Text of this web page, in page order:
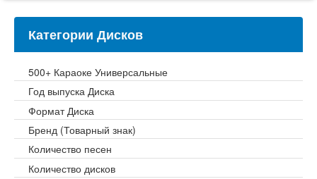
Категории Дисков
500+ Караоке Универсальные
Год выпуска Диска
Формат Диска
Бренд (Товарный знак)
Количество песен
Количество дисков